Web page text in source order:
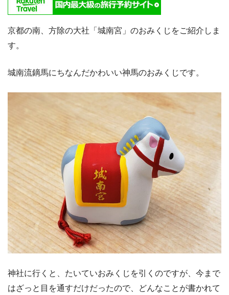
京都の南、方除の大社「城南宮」のおみくじをご紹介しま
す。
城南流鏑馬にちなんだかわいい神馬のおみくじです。
神社に行くと、たいていおみくじを引くのですが、今まで
はざっと目を通すだけだったので、どんなことが書かれて